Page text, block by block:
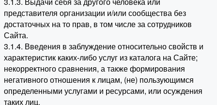
представителя организации и/или сообщества без
достаточных на то прав, в том числе за сотрудников
Сайта.
3.1.4. Введения в заблуждение относительно свойств и
характеристик каких-либо услуг из каталога на Сайте;
некорректного сравнения, а также формирования
негативного отношения к лицам, (не) пользующимся
определенными услугами и ресурсами, или осуждения
таких лиц.